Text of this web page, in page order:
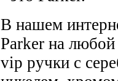
В нашем
Parker на
vip ручки с